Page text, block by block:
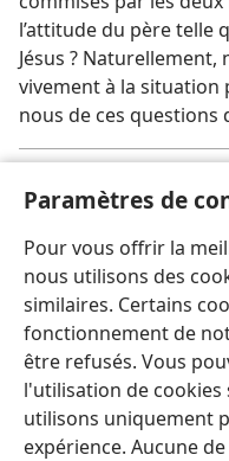
Paramètres de
Pour vous offrir la
nous utilisons des
similaires. Certains
fonctionnement de
être refusés. Vous
l'utilisation de
utilisons uniquement
expérience. Aucune
l’attitude du père telle
Jésus ?
vivement à la situation
nous de ces questions
pages 98, 110, 127, 130.